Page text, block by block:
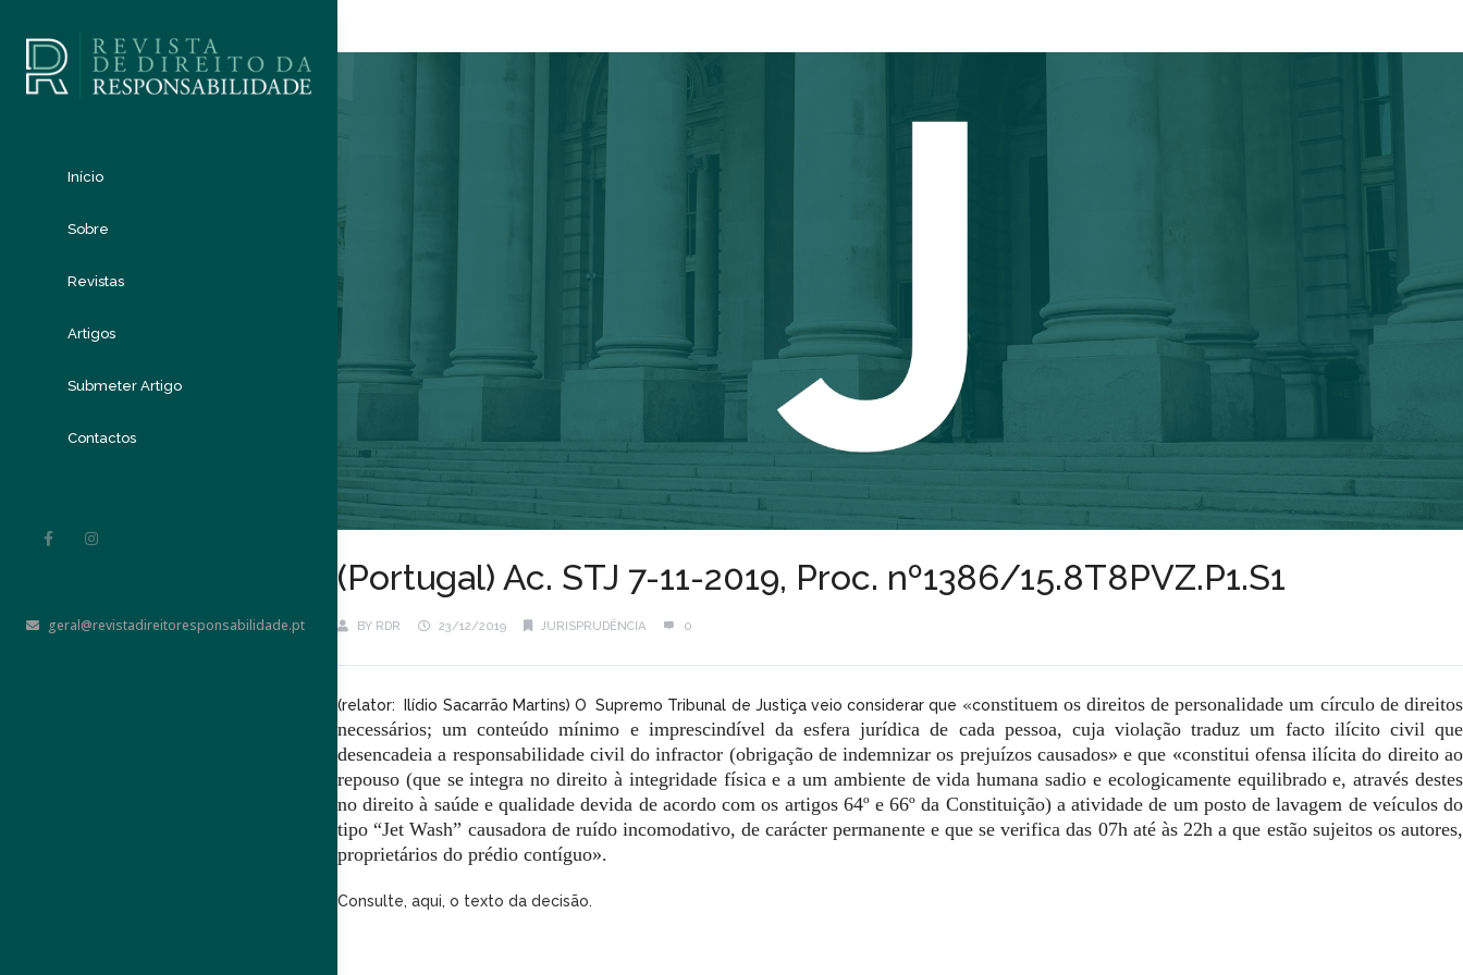
Início
Sobre
Revistas
Artigos
Submeter Artigo
Contactos
geral@revistadireitoresponsabilidade.pt
(Portugal) Ac. STJ 7-11-2019, Proc. nº1386/15.8T8PVZ.P1.S1
BY RDR 23/12/2019 JURISPRUDÊNCIA 0
(relator: Ilídio Sacarrão Martins) O Supremo Tribunal de Justiça veio considerar que «constituem os direitos de personalidade um círculo de direitos
necessários; um conteúdo mínimo e imprescindível da esfera jurídica de cada pessoa, cuja violação traduz um facto ilícito civil que
desencadeia a responsabilidade civil do infractor (obrigação de indemnizar os prejuízos causados» e que «constitui ofensa ilícita do direito ao
repouso (que se integra no direito à integridade física e a um ambiente de vida humana sadio e ecologicamente equilibrado e, através destes
no direito à saúde e qualidade devida de acordo com os artigos 64º e 66º da Constituição) a atividade de um posto de lavagem de veículos do
tipo “Jet Wash” causadora de ruído incomodativo, de carácter permanente e que se verifica das 07h até às 22h a que estão sujeitos os autores,
proprietários do prédio contíguo».
Consulte, aqui, o texto da decisão.